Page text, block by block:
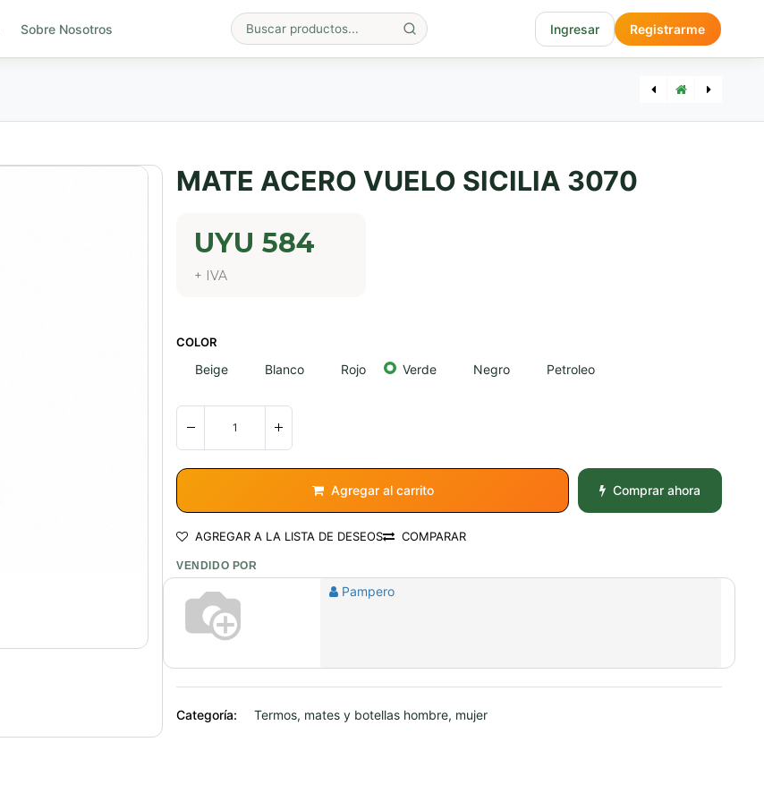
Sobre Nosotros Ingresar Registrarme
MATE ACERO VUELO SICILIA 3070
UYU 584
+ IVA
COLOR
Beige Blanco Rojo Verde Negro Petroleo
Agregar al carrito Comprar ahora
AGREGAR A LA LISTA DE DESEOS COMPARAR
VENDIDO POR
Pampero
Categoría: Termos, mates y botellas hombre, mujer